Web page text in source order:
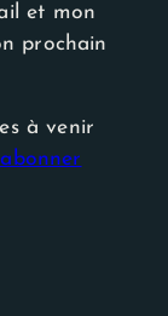
et mon
prochain
à venir